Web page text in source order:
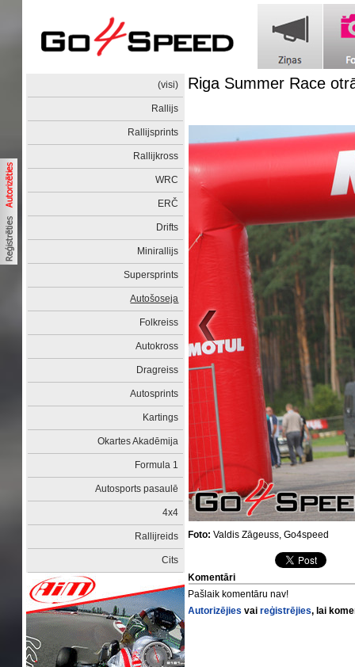
(visi)
Rallijs
Rallijsprints
Rallijkross
WRC
ERČ
Drifts
Minirallijs
Supersprints
Autošoseja
Folkreiss
Autokross
Dragreiss
Autosprints
Kartings
Okartes Akadēmija
Formula 1
Autosports pasaulē
4x4
Rallijreids
Cits
Riga Summer Race
Foto: Valdis Zāgeuss, Go4speed
Komentāri
Pašlaik komentāru nav!
Autorizējies vaireģistrējies, lai